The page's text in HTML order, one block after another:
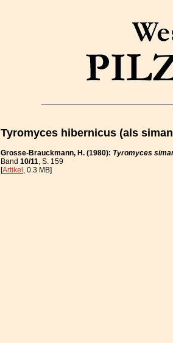
Tyromyces hibernicus (als
Grosse-Brauckmann, H. (1980): Tyromyces
Band 10/11, S. 159
[Artikel, 0.3 MB]